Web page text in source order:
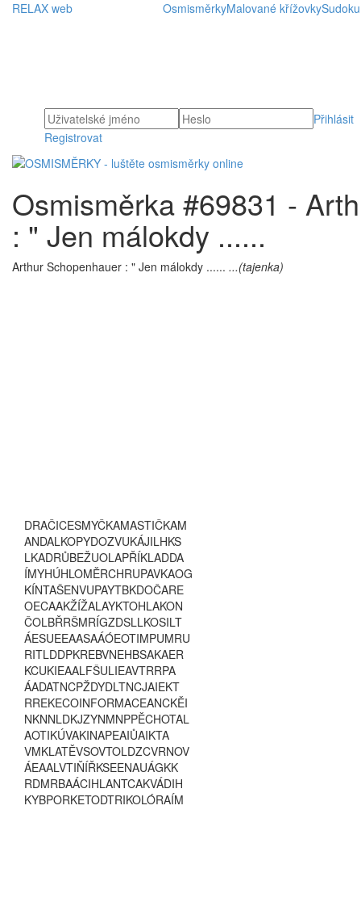
RELAX web OsmisměrkyMalované křížovkySudoku
Přihlásit
Registrovat
Osmisměrka #69831 -
: " Jen málokdy ......
Arthur Schopenhauer : " Jen málokdy ...... ...(tajenka)
DRAČICESMYČKAMASTIČKAM
ANDALKOPYDOZVUKÁJILHKS
LKADRŮBEŽUOLAPŘÍKLADDA
ÍMYHÚHLOMĚRCHRUPAVKAOG
KÍNTAŠENVUPAYTBKDOČARE
OECAAKŽÍŽALAYKTOHLAKON
ČOLBŘRŠMRÍGZDSLLKOSILT
ÁESUEEAASAÁÓEOTIMPUMRU
RITLDDPKREBVNEHBSAKAER
KCUKIEAALFŠULIEAVTRRPA
ÁADATNCPŽDYDLTNCJAIEKT
RREKECOINFORMACEANCKĚI
NKNNLDKJZYNMNPPĚCHOTAL
AOTIKÚVAKINAPEAIŮAIKTA
VMKLATĚVSOVTOLDZCVRNOV
ÁEAALVTIŇÍŘKSEENAUÁGKK
RDMRBAÁCIHLANTCAKVÁDIH
KYBPORKETODTRIKOLÓRAÍM